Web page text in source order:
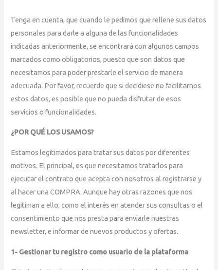
Tenga en cuenta, que cuando le pedimos que rellene sus datos
personales para darle a alguna de las funcionalidades
indicadas anteriormente, se encontrará con algunos campos
marcados como obligatorios, puesto que son datos que
necesitamos para poder prestarle el servicio de manera
adecuada. Por favor, recuerde que si decidiese no facilitarnos
estos datos, es posible que no pueda disfrutar de esos
servicios o funcionalidades.
¿POR QUÉ LOS USAMOS?
Estamos legitimados para tratar sus datos por diferentes
motivos. El principal, es que necesitamos tratarlos para
ejecutar el contrato que acepta con nosotros al registrarse y
al hacer una COMPRA. Aunque hay otras razones que nos
legitiman a ello, como el interés en atender sus consultas o el
consentimiento que nos presta para enviarle nuestras
newsletter, e informar de nuevos productos y ofertas.
1- Gestionar tu registro como usuario de la plataforma